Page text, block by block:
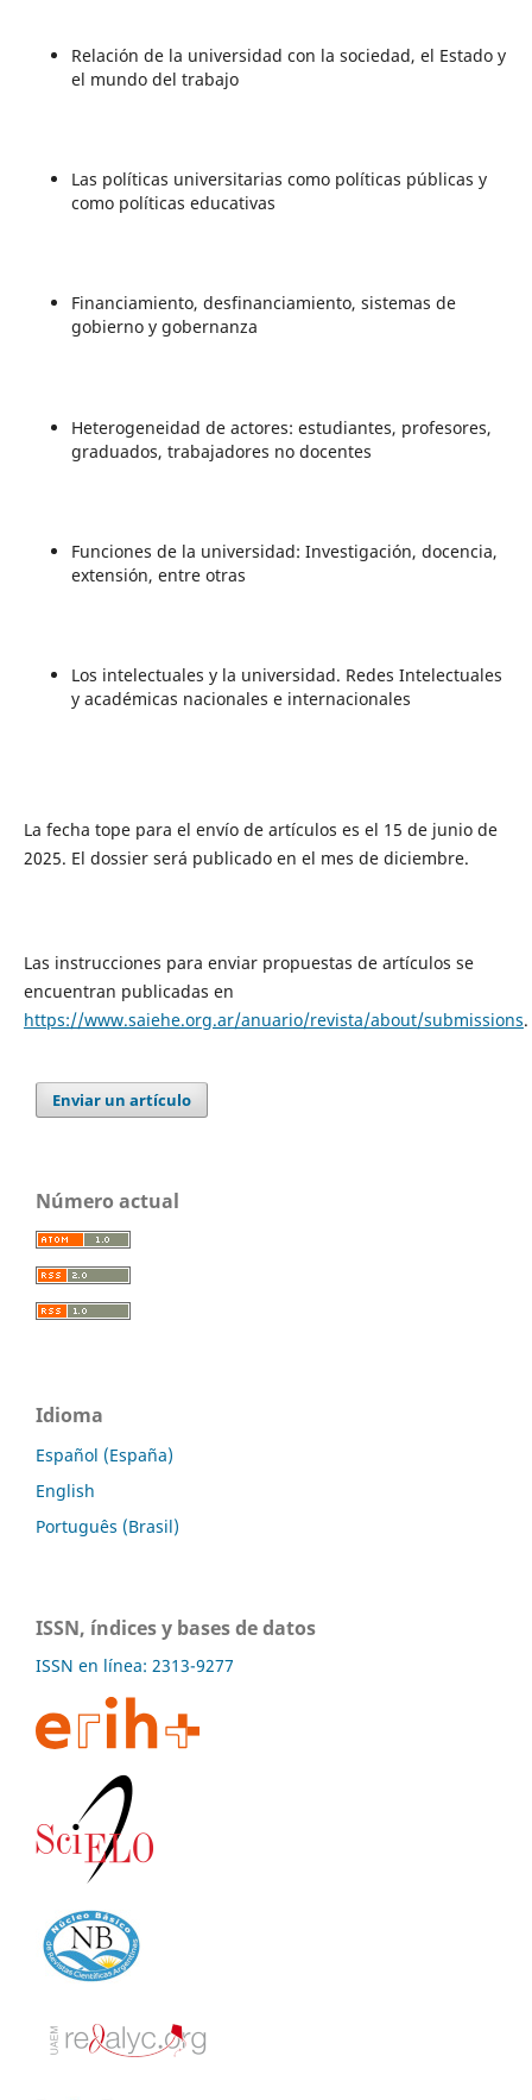
Relación de la universidad con la sociedad, el Estado y
el mundo del trabajo
Las políticas universitarias como políticas públicas y
como políticas educativas
Financiamiento, desfinanciamiento, sistemas de
gobierno y gobernanza
Heterogeneidad de actores: estudiantes, profesores,
graduados, trabajadores no docentes
Funciones de la universidad: Investigación, docencia,
extensión, entre otras
Los intelectuales y la universidad. Redes Intelectuales
y académicas nacionales e internacionales
La fecha tope para el envío de artículos es el 15 de junio de
2025. El dossier será publicado en el mes de diciembre.
Las instrucciones para enviar propuestas de artículos se
encuentran publicadas en
https://www.saiehe.org.ar/anuario/revista/about/submissions.
Enviar un artículo
Número actual
Idioma
Español (España)
English
Português (Brasil)
ISSN, índices y bases de datos
ISSN en línea: 2313-9277